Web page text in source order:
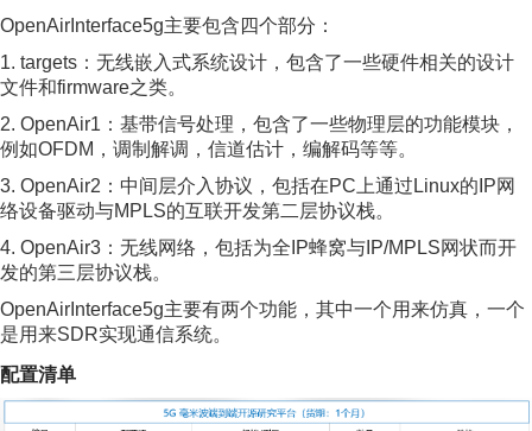
OpenAirInterface5g主要包含四个部分：
1. targets：无线嵌入式系统设计，包含了一些硬件相关的设计
文件和firmware之类。
2. OpenAir1：基带信号处理，包含了一些物理层的功能模块，
例如OFDM，调制解调，信道估计，编解码等等。
3. OpenAir2：中间层介入协议，包括在PC上通过Linux的IP网
络设备驱动与MPLS的互联开发第二层协议栈。
4. OpenAir3：无线网络，包括为全IP蜂窝与IP/MPLS网状而开
发的第三层协议栈。
OpenAirInterface5g主要有两个功能，其中一个用来仿真，一个
是用来SDR实现通信系统。
配置清单